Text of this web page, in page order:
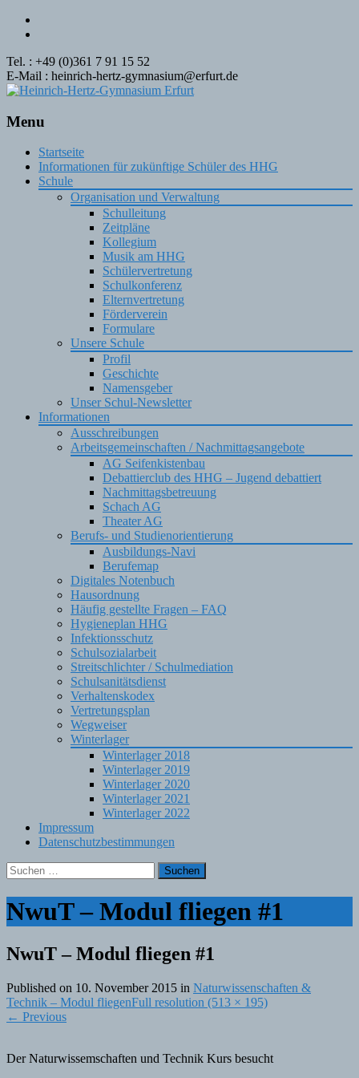
Tel. : +49 (0)361 7 91 15 52
E-Mail : heinrich-hertz-gymnasium@erfurt.de
Menu
Skip
content
Startseite
Informationen für zukünftige Schüler des HHG
Schule
Organisation und Verwaltung
Schulleitung
Zeitpläne
Kollegium
Musik am HHG
Schülervertretung
Schulkonferenz
Elternvertretung
Förderverein
Formulare
Unsere Schule
Profil
Geschichte
Namensgeber
Unser Schul-Newsletter
Informationen
Ausschreibungen
Arbeitsgemeinschaften / Nachmittagsangebote
AG Seifenkistenbau
Debattierclub des HHG – Jugend debattiert
Nachmittagsbetreuung
Schach AG
Theater AG
Berufs- und Studienorientierung
Ausbildungs-Navi
Berufemap
Digitales Notenbuch
Hausordnung
Häufig gestellte Fragen – FAQ
Hygieneplan HHG
Infektionsschutz
Schulsozialarbeit
Streitschlichter / Schulmediation
Schulsanitätsdienst
Verhaltenskodex
Vertretungsplan
Wegweiser
Winterlager
Winterlager 2018
Winterlager 2019
Winterlager 2020
Winterlager 2021
Winterlager 2022
Impressum
Datenschutzbestimmungen
Suchen
nach:
NwuT – Modul fliegen #1
NwuT – Modul fliegen #1
Published on 10. November 2015 in Naturwissenschaften &
Technik – Modul fliegenFull resolution (513 × 195)
← Previous
Der Naturwissemschaften und Technik Kurs besucht